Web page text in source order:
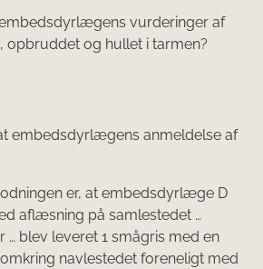
vurderinger af
opbruddet og hul­let i tarmen?
embedsdyrlægens anmeldelse af
er, at embedsdyrlæge D
aflæsning på samlestedet …
… blev leveret 1 smågris med en
navle­stedet foreneligt med